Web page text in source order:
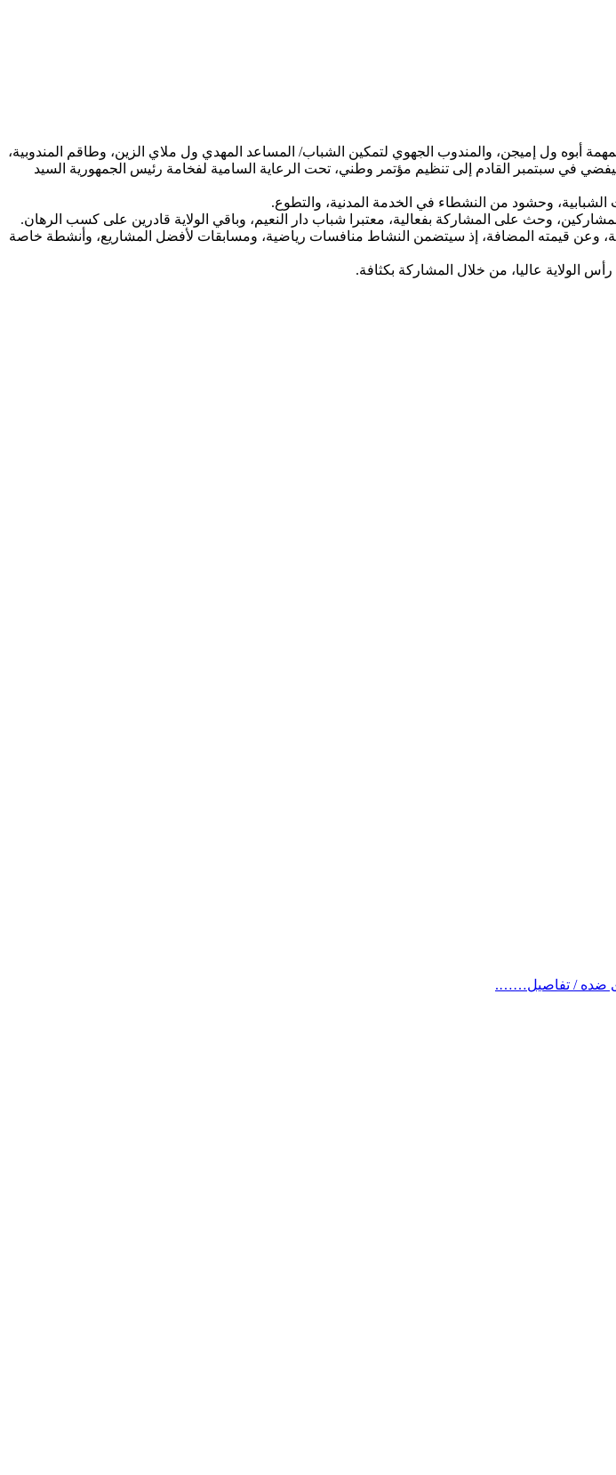
أبوه ول إميجن، والمندوب الجهوي لتمكين الشباب/ المساعد المهدي ول ملاي الزين، وطاقم المندوبية،
في سبتمبر القادم إلى تنظيم مؤتمر وطني، تحت الرعاية السامية لفخامة رئيس الجمهورية السيد
الشبابية، وحشود من النشطاء في الخدمة المدنية، والتطوع.
وحث على المشاركة بفعالية، معتبرا شباب دار النعيم، وباقي الولاية قادرين على كسب الرهان.
وعن قيمته المضافة، إذ سيتضمن النشاط منافسات رياضية، ومسابقات لأفضل المشاريع، وأنشطة خاصة
الولاية عاليا، من خلال المشاركة بكثافة.
ضده / تفاصيل…….